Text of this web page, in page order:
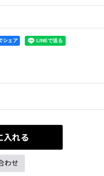
シェア
入れる
わせ